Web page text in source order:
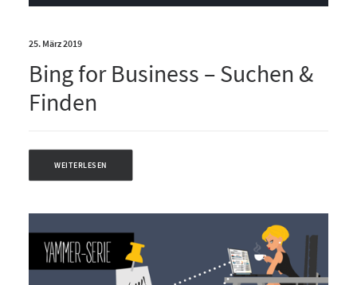
25. März 2019
Bing for Business – Suchen &
Finden
WEITERLESEN